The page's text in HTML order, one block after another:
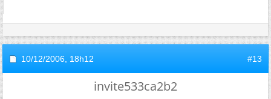
10/12/2006, 18h12 #13
invite533ca2b2